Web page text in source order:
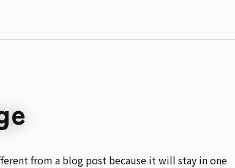
from a blog post because it will stay in one